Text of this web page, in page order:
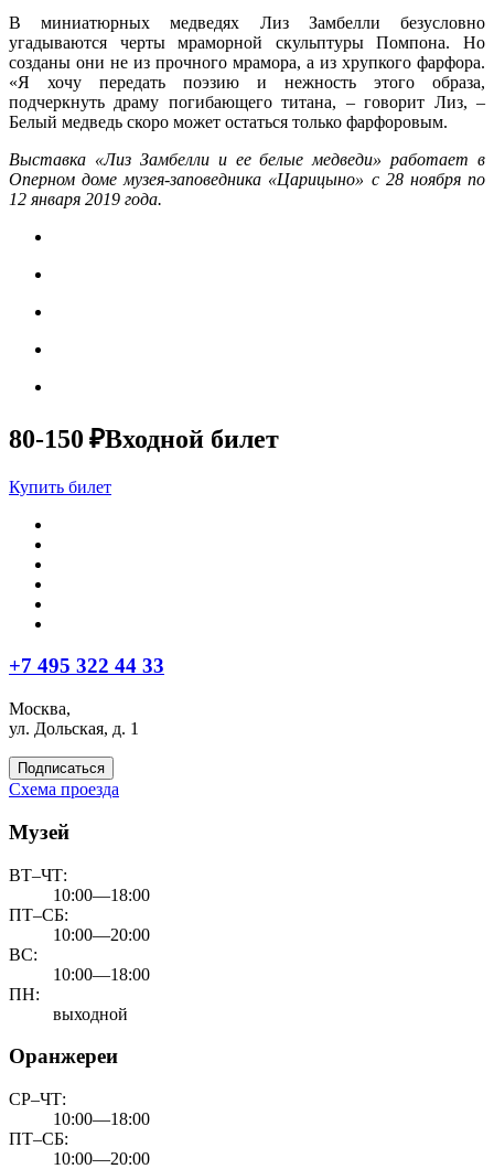
В миниатюрных медведях Лиз Замбелли безусловно
угадываются черты мраморной скульптуры Помпона. Но
созданы они не из прочного мрамора, а из хрупкого фарфора.
«Я хочу передать поэзию и нежность этого образа,
подчеркнуть драму погибающего титана, – говорит Лиз, –
Белый медведь скоро может остаться только фарфоровым.
Выставка «Лиз Замбелли и ее белые медведи» работает в
Оперном доме музея-заповедника «Царицыно» с 28 ноября по
12 января 2019 года.
80-150 ₽Входной билет
Купить билет
+7 495 322 44 33
Москва,
ул. Дольская, д. 1
Подписаться
Схема проезда
Музей
ВТ–ЧТ:
10:00—18:00
ПТ–СБ:
10:00—20:00
ВС:
10:00—18:00
ПН:
выходной
Оранжереи
СР–ЧТ:
10:00—18:00
ПТ–СБ:
10:00—20:00